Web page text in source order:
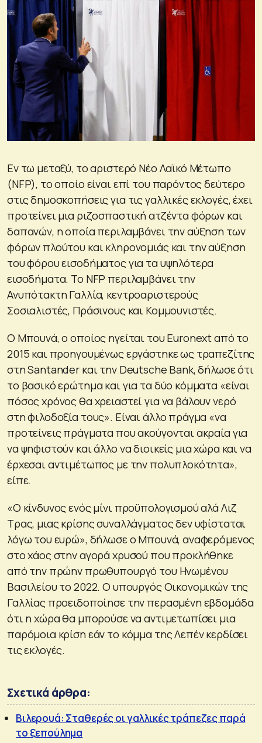
Εν τω μεταξύ, το αριστερό Νέο Λαϊκό Μέτωπο
(NFP), το οποίο είναι επί του παρόντος δεύτερο
στις δημοσκοπήσεις για τις γαλλικές εκλογές, έχει
προτείνει μια ριζοσπαστική ατζέντα φόρων και
δαπανών, η οποία περιλαμβάνει την αύξηση των
φόρων πλούτου και κληρονομιάς και την αύξηση
του φόρου εισοδήματος για τα υψηλότερα
εισοδήματα. Το NFP περιλαμβάνει την
Ανυπότακτη Γαλλία, κεντροαριστερούς
Σοσιαλιστές, Πράσινους και Κομμουνιστές.
Ο Μπουνά, ο οποίος ηγείται του Euronext από το
2015 και προηγουμένως εργάστηκε ως τραπεζίτης
στη Santander και την Deutsche Bank, δήλωσε ότι
το βασικό ερώτημα και για τα δύο κόμματα «είναι
πόσος χρόνος θα χρειαστεί για να βάλουν νερό
στη φιλοδοξία τους». Είναι άλλο πράγμα «να
προτείνεις πράγματα που ακούγονται ακραία για
να ψηφιστούν και άλλο να διοικείς μια χώρα και να
έρχεσαι αντιμέτωπος με την πολυπλοκότητα»,
είπε.
«Ο κίνδυνος ενός μίνι προϋπολογισμού αλά Λιζ
Τρας, μιας κρίσης συναλλάγματος δεν υφίσταται
λόγω του ευρώ», δήλωσε ο Μπουνά, αναφερόμενος
στο χάος στην αγορά χρυσού που προκλήθηκε
από την πρώην πρωθυπουργό του Ηνωμένου
Βασιλείου το 2022. Ο υπουργός Οικονομικών της
Γαλλίας προειδοποίησε την περασμένη εβδομάδα
ότι η χώρα θα μπορούσε να αντιμετωπίσει μια
παρόμοια κρίση εάν το κόμμα της Λεπέν κερδίσει
τις εκλογές.
Σχετικά άρθρα:
Βιλερουά: Σταθερές οι γαλλικές τράπεζες παρά
το ξεπούλημα